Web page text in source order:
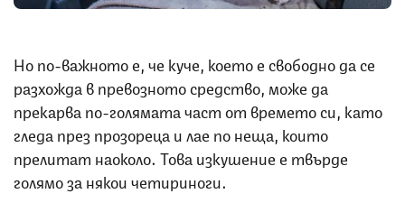
Но по-важното е, че куче, което е свободно да се
разхожда в превозното средство, може да
прекарва по-голямата част от времето си, като
гледа през прозореца и лае по неща, които
прелитат наоколо. Това изкушение е твърде
голямо за някои четириноги.